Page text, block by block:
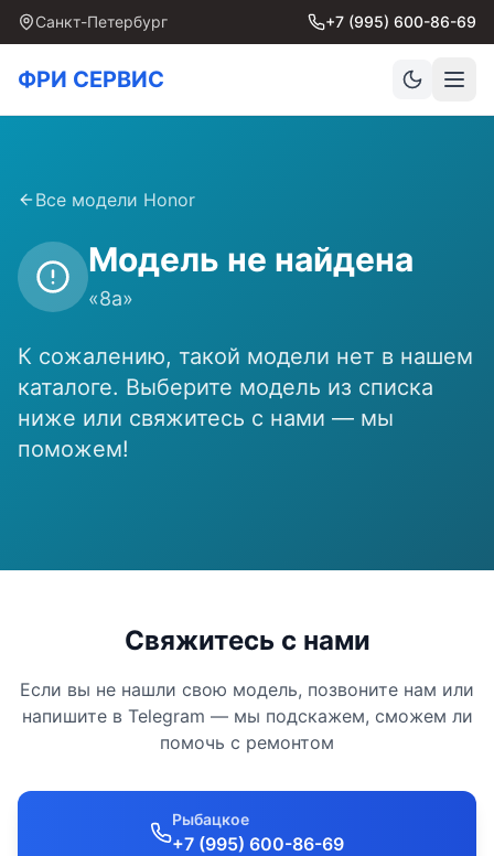
Санкт-Петербург +7 (995) 600-86-69
ФРИ СЕРВИС
Все модели Honor
Модель не найдена
«8a»
К сожалению, такой модели нет в нашем
каталоге. Выберите модель из списка
ниже или свяжитесь с нами — мы
поможем!
Свяжитесь с нами
Если вы не нашли свою модель, позвоните нам или
напишите в Telegram — мы подскажем, сможем ли
помочь с ремонтом
Рыбацкое
+7 (995) 600-86-69